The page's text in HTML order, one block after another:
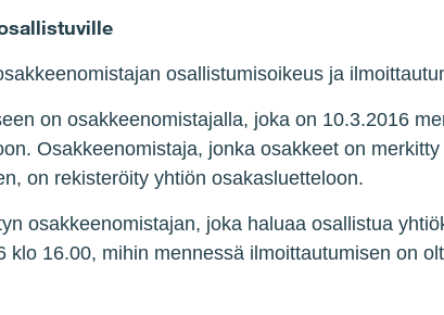
osallistumisoikeus ja
on osakkeenomistajalla, joka on 10.3.2016
Osakkeenomistaja, jonka osakkeet on
on rekisteröity yhtiön osakasluetteloon.
osakkeenomistajan, joka haluaa osallistua
klo 16.00, mihin mennessä ilmoittautumisen on